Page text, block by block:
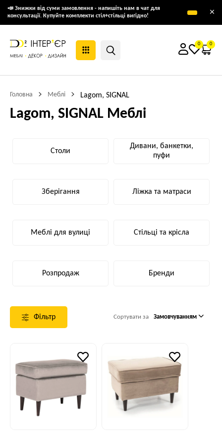
📣 Знижки від суми замовлення - напишіть нам в чат для
консультації. Купуйте комплекти стіл+стільці вигідно!
×
0 0
Головна Меблі Lagom, SIGNAL
Lagom, SIGNAL Меблі
Столи
Дивани, банкетки,
пуфи
Зберігання Ліжка та матраси
Меблі для вулиці Стільці та крісла
Розпродаж Бренди
Фільтр Сортувати за Замовчуванням